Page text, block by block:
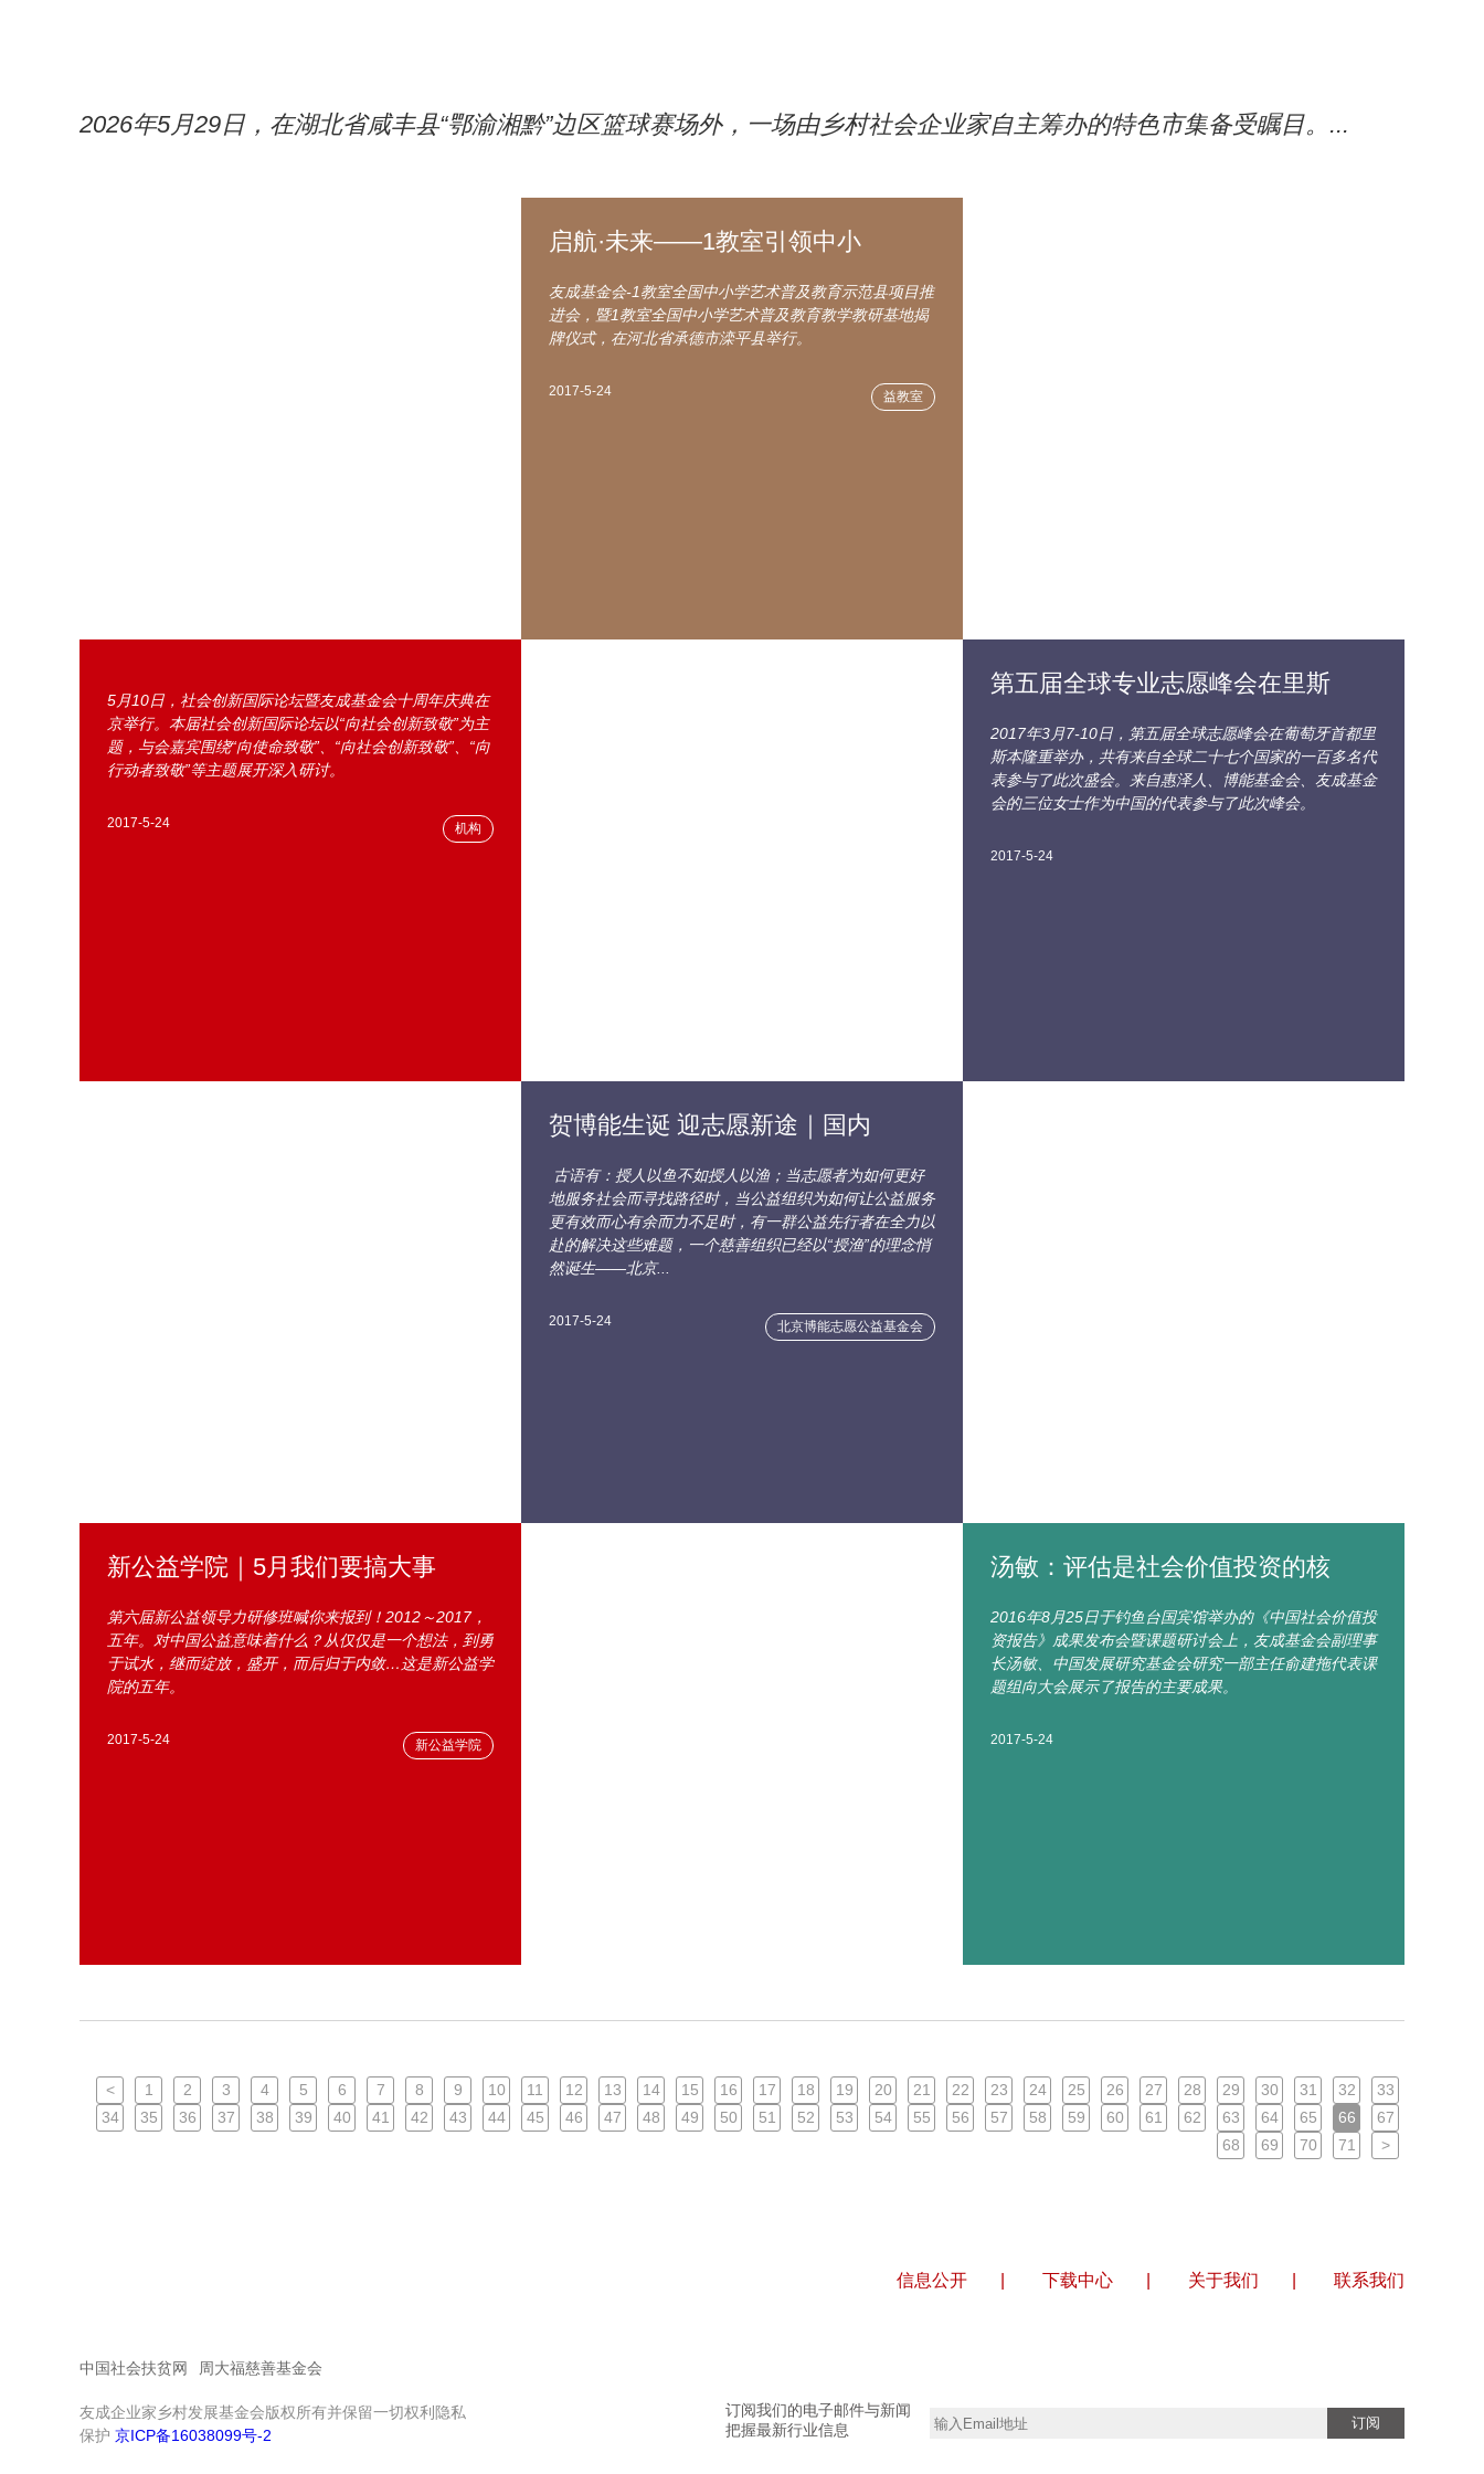
2026年5月29日，在湖北省咸丰县“鄂渝湘黔”边区篮球赛场外，一场由乡村社会企业家自主筹办的特色市集备受瞩目。...
5月10日，社会创新国际论坛暨友成基金会十周年庆典在
京举行。本届社会创新国际论坛以“向社会创新致敬”为主
题，与会嘉宾围绕“向使命致敬”、“向社会创新致敬”、“向
行动者致敬”等主题展开深入研讨。
2017-5-24 机构
启航·未来——1教室引领中小
友成基金会-1教室全国中小学艺术普及教育示范县项目推
进会，暨1教室全国中小学艺术普及教育教学教研基地揭
牌仪式，在河北省承德市滦平县举行。
2017-5-24 益教室
第五届全球专业志愿峰会在里斯
2017年3月7-10日，第五届全球志愿峰会在葡萄牙首都里
斯本隆重举办，共有来自全球二十七个国家的一百多名代
表参与了此次盛会。来自惠泽人、博能基金会、友成基金
会的三位女士作为中国的代表参与了此次峰会。
2017-5-24
新公益学院｜5月我们要搞大事
第六届新公益领导力研修班喊你来报到！2012～2017，
五年。对中国公益意味着什么？从仅仅是一个想法，到勇
于试水，继而绽放，盛开，而后归于内敛…这是新公益学
院的五年。
2017-5-24 新公益学院
贺博能生诞 迎志愿新途｜国内
古语有：授人以鱼不如授人以渔；当志愿者为如何更好
地服务社会而寻找路径时，当公益组织为如何让公益服务
更有效而心有余而力不足时，有一群公益先行者在全力以
赴的解决这些难题，一个慈善组织已经以“授渔”的理念悄
然诞生——北京...
2017-5-24 北京博能志愿公益基金会
汤敏：评估是社会价值投资的核
2016年8月25日于钓鱼台国宾馆举办的《中国社会价值投
资报告》成果发布会暨课题研讨会上，友成基金会副理事
长汤敏、中国发展研究基金会研究一部主任俞建拖代表课
题组向大会展示了报告的主要成果。
2017-5-24
< 1 2 3 4 5 6 7 8 9 10 11 12 13 14 15 16 17 18 19 20 21 22 23 24 25 26 27 28 29 30 31 32
33
34
35 36 37 38 39 40 41 42 43 44 45 46 47 48 49 50 51 52 53 54 55 56 57 58 59 60 61 62 63 64 65 66
67
68
69 70 71 >
信息公开 下载中心 关于我们 联系我们
中国社会扶贫网 周大福慈善基金会
友成企业家乡村发展基金会版权所有并保留一切权利隐私
保护 京ICP备16038099号-2
订阅我们的电子邮件与新闻
把握最新行业信息